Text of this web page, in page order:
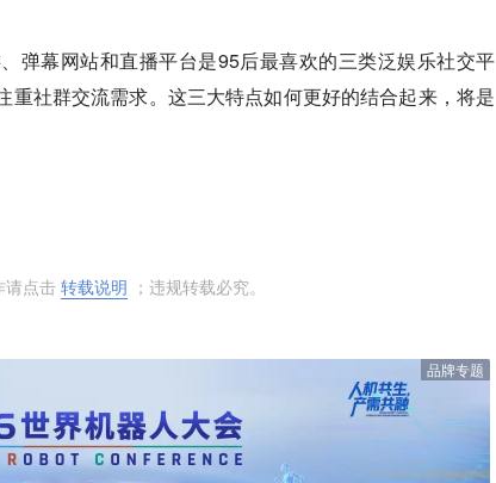
、弹幕网站和直播平台是95后最喜欢的三类泛娱乐社交平
重社群交流需求。这三大特点如何更好的结合起来，将是
请点击 转载说明 ；违规转载必究。
品牌专题